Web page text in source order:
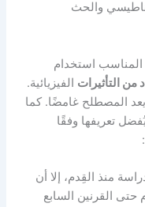
والحث
المناسب استخدام
من التأثيرات الفيزيائية.
المصطلح غامضًا. كما
تعريفها وفقًا
منذ القِدم، إلا أن
حتى القرنين السابع